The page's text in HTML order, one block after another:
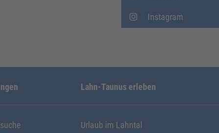
Lahn-Taunus erleben
Urlaub im Lahntal
Instagram